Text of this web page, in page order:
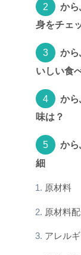
か
身をチェ
か
いしい食
か
味は？
か
細
原材料
原材料
アレル